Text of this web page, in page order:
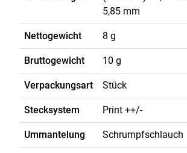
5,85 mm
Nettogewicht 8 g
Bruttogewicht 10 g
Verpackungsart Stück
Stecksystem Print ++/-
Ummantelung Schrumpfschlauch